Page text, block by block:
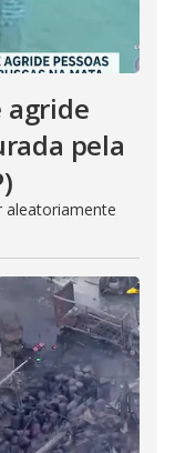
agride
pela
aleatoriamente